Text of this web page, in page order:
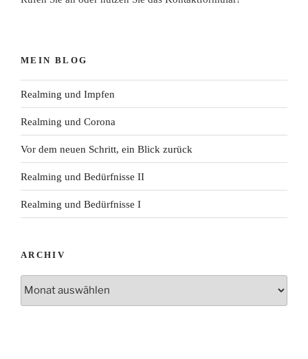
MEIN BLOG
Realming und Impfen
Realming und Corona
Vor dem neuen Schritt, ein Blick zurück
Realming und Bedürfnisse II
Realming und Bedürfnisse I
ARCHIV